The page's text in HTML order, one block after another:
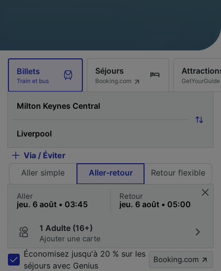
Billets
Train et bus
Séjours
Booking.com GetYourGuide
Via / Éviter
Aller simple
Aller-retour Retour flexible
Aller Retour
1 Adulte (16+)
Ajouter une carte
Économisez jusqu'à 20 % sur les
séjours avec Genius
Booking.com